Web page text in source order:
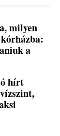
milyen
a
hírt